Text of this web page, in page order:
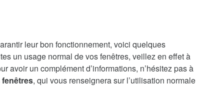
leur bon fonctionnement, voici quelques
un usage normal de vos fenêtres, veillez en effet à
avoir un complément d’informations, n’hésitez pas à
, qui vous renseignera sur l’utilisation normale